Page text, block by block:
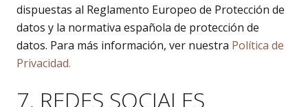
dispuestas al Reglamento Europeo de Protección de
datos y la normativa española de protección de
datos. Para más información, ver nuestra Política de
Privacidad.
7. REDES SOCIALES